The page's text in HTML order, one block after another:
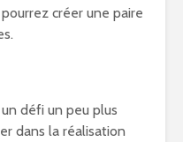
créer une paire
défi un peu plus
dans la réalisation